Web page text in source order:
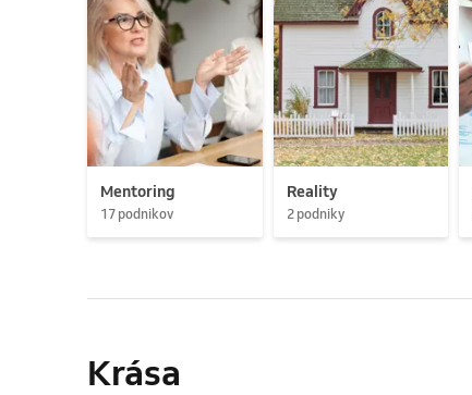
Mentoring
17 podnikov
Reality
2 podniky
Krása